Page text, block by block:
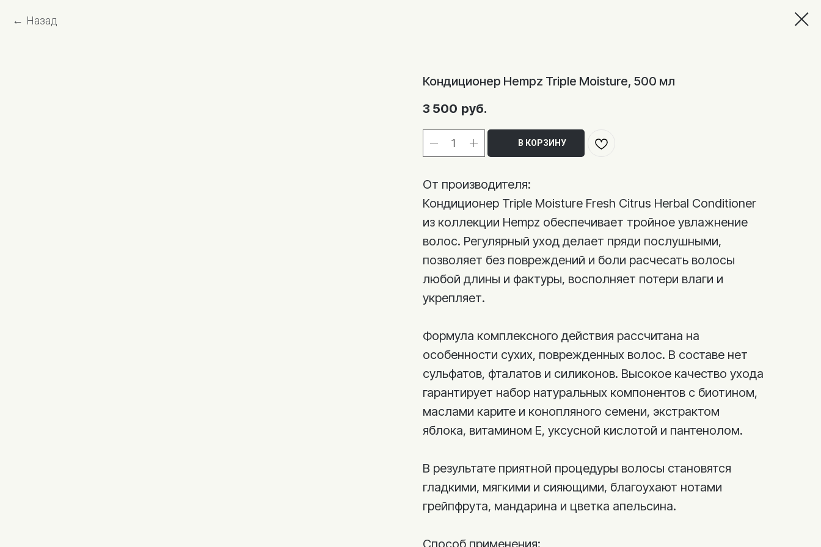
Назад
Кондиционер Hempz Triple Moisture, 500 мл
3 500 руб.
В КОРЗИНУ
От производителя:
Кондиционер Triple Moisture Fresh Citrus Herbal Conditioner
из коллекции Hempz обеспечивает тройное увлажнение
волос. Регулярный уход делает пряди послушными,
позволяет без повреждений и боли расчесать волосы
любой длины и фактуры, восполняет потери влаги и
укрепляет.
Формула комплексного действия рассчитана на
особенности сухих, поврежденных волос. В составе нет
сульфатов, фталатов и силиконов. Высокое качество ухода
гарантирует набор натуральных компонентов с биотином,
маслами карите и конопляного семени, экстрактом
яблока, витамином E, уксусной кислотой и пантенолом.
В результате приятной процедуры волосы становятся
гладкими, мягкими и сияющими, благоухают нотами
грейпфрута, мандарина и цветка апельсина.
Способ применения: